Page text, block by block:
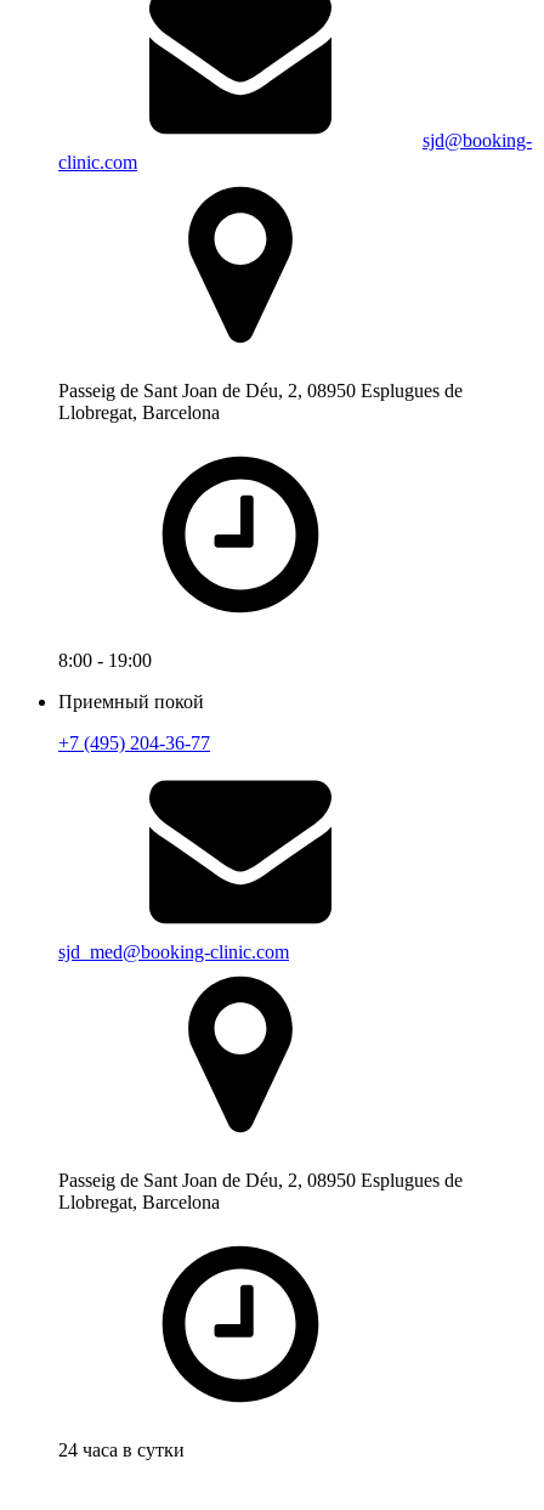
sjd@booking-
clinic.com
Passeig de Sant Joan de Déu, 2, 08950 Esplugues de
Llobregat, Barcelona
8:00 - 19:00
Приемный покой
+7 (495) 204-36-77
sjd_med@booking-clinic.com
Passeig de Sant Joan de Déu, 2, 08950 Esplugues de
Llobregat, Barcelona
24 часа в сутки